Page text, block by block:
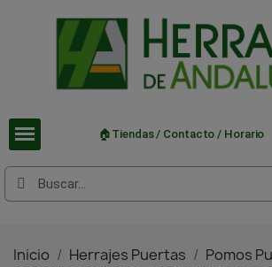
🏠Tiendas / Contacto / Horario
Inicio Herrajes Puertas Pomos